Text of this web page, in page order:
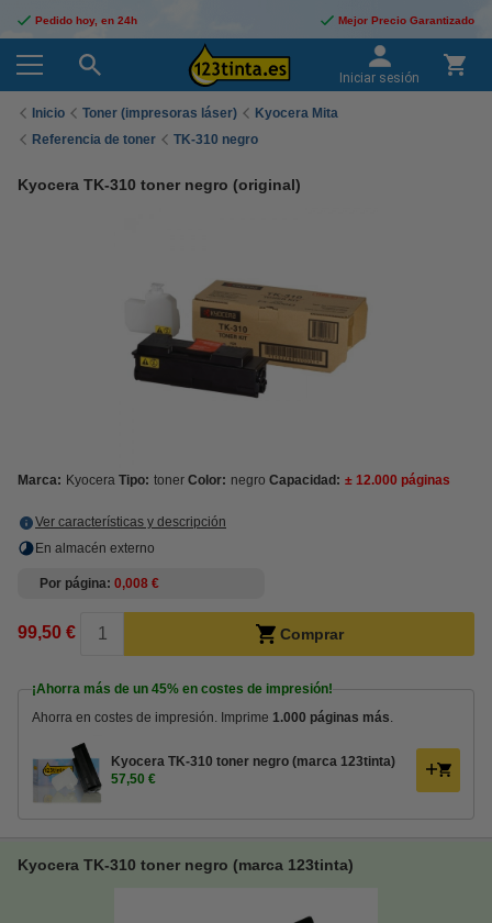
Pedido hoy, en 24h Mejor Precio Garantizado
Iniciar sesión
Inicio Toner (impresoras láser)
Kyocera Mita
Referencia de toner
TK-310 negro
Kyocera TK-310 toner negro (original)
Marca: Kyocera Tipo: toner Color: negro Capacidad: ± 12.000 páginas
Ver características y descripción
En almacén externo
Por página 0,008 €
99,50 € Comprar
¡Ahorra más de un 45% en costes de impresión!
Ahorra en costes de impresión. Imprime 1.000 páginas más.
Kyocera TK-310 toner negro (marca 123tinta)
57,50 €
Kyocera TK-310 toner negro (marca 123tinta)